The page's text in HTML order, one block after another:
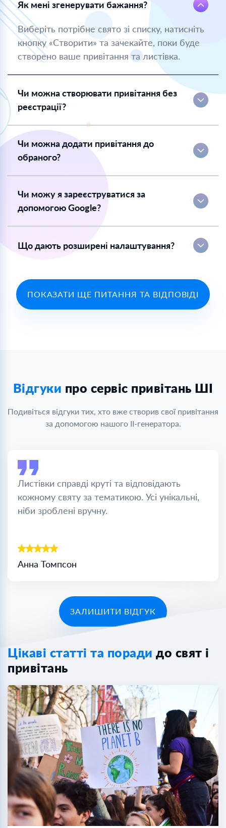
Як мені згенерувати бажання?
Виберіть потрібне свято зі списку, натисніть
кнопку «Створити» та зачекайте, поки буде
створено ваше привітання та листівка.
Чи можна створювати привітання без
реєстрації?
Чи можна додати привітання до
обраного?
Чи можу я зареєструватися за
допомогою Google?
Що дають розширені налаштування?
ПОКАЗАТИ ЩЕ ПИТАННЯ ТА ВІДПОВІДІ
Відгуки про сервіс привітань ШІ
Подивіться відгуки тих, хто вже створив свої привітання
за допомогою нашого ІІ-генератора.
Листівки справді круті та відповідають
кожному святу за тематикою. Усі унікальні,
ніби зроблені вручну.
Анна Томпсон
ЗАЛИШИТИ ВІДГУК
Цікаві статті та поради до свят і
привітань